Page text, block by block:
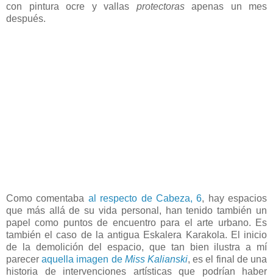
con pintura ocre y vallas protectoras apenas un mes
después.
Como comentaba al respecto de Cabeza, 6, hay espacios
que más allá de su vida personal, han tenido también un
papel como puntos de encuentro para el arte urbano. Es
también el caso de la antigua Eskalera Karakola. El inicio
de la demolición del espacio, que tan bien ilustra a mí
pareceraquella imagen de Miss Kalianski, es el final de una
historia de intervenciones artísticas que podrían haber